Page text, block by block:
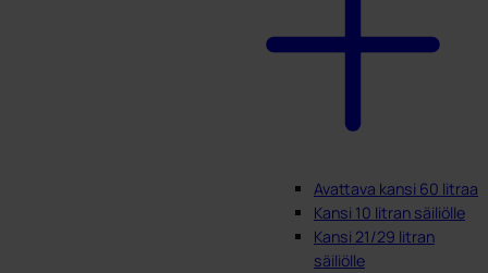
Avattava kansi 60 litraa
Kansi 10 litran säiliölle
Kansi 21/29 litran
säiliölle